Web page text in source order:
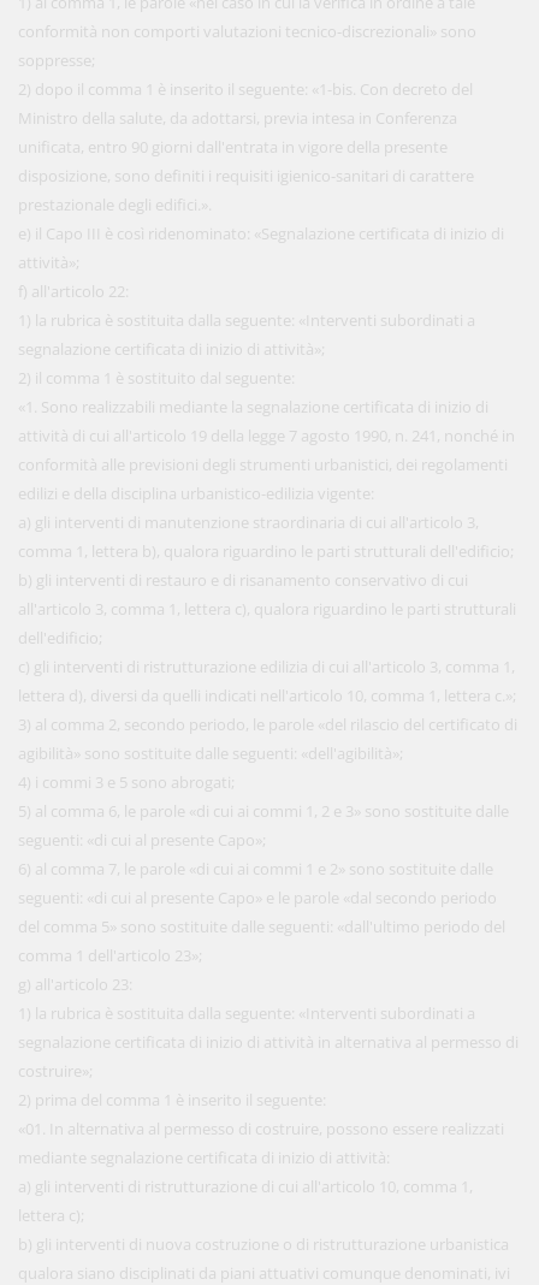
conformità non comporti valutazioni tecnico-discrezionali» sono
soppresse;
2) dopo il comma 1 è inserito il seguente: «1-bis. Con decreto del
Ministro della salute, da adottarsi, previa intesa in Conferenza
unificata, entro 90 giorni dall'entrata in vigore della presente
disposizione, sono definiti i requisiti igienico-sanitari di carattere
prestazionale degli edifici.».
e) il Capo III è così ridenominato: «Segnalazione certificata di inizio di
attività»;
f) all'articolo 22:
1) la rubrica è sostituita dalla seguente: «Interventi subordinati a
segnalazione certificata di inizio di attività»;
2) il comma 1 è sostituito dal seguente:
«1. Sono realizzabili mediante la segnalazione certificata di inizio di
attività di cui all'articolo 19 della legge 7 agosto 1990, n. 241, nonché in
conformità alle previsioni degli strumenti urbanistici, dei regolamenti
edilizi e della disciplina urbanistico-edilizia vigente:
a) gli interventi di manutenzione straordinaria di cui all'articolo 3,
comma 1, lettera b), qualora riguardino le parti strutturali dell'edificio;
b) gli interventi di restauro e di risanamento conservativo di cui
all'articolo 3, comma 1, lettera c), qualora riguardino le parti strutturali
dell'edificio;
c) gli interventi di ristrutturazione edilizia di cui all'articolo 3, comma 1,
lettera d), diversi da quelli indicati nell'articolo 10, comma 1, lettera c.»;
3) al comma 2, secondo periodo, le parole «del rilascio del certificato di
agibilità» sono sostituite dalle seguenti: «dell'agibilità»;
4) i commi 3 e 5 sono abrogati;
5) al comma 6, le parole «di cui ai commi 1, 2 e 3» sono sostituite dalle
seguenti: «di cui al presente Capo»;
6) al comma 7, le parole «di cui ai commi 1 e 2» sono sostituite dalle
seguenti: «di cui al presente Capo» e le parole «dal secondo periodo
del comma 5» sono sostituite dalle seguenti: «dall'ultimo periodo del
comma 1 dell'articolo 23»;
g) all'articolo 23:
1) la rubrica è sostituita dalla seguente: «Interventi subordinati a
segnalazione certificata di inizio di attività in alternativa al permesso di
costruire»;
2) prima del comma 1 è inserito il seguente:
«01. In alternativa al permesso di costruire, possono essere realizzati
mediante segnalazione certificata di inizio di attività:
a) gli interventi di ristrutturazione di cui all'articolo 10, comma 1,
lettera c);
b) gli interventi di nuova costruzione o di ristrutturazione urbanistica
qualora siano disciplinati da piani attuativi comunque denominati, ivi